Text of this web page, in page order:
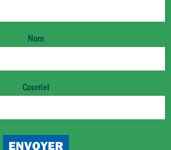
Nom
Courriel